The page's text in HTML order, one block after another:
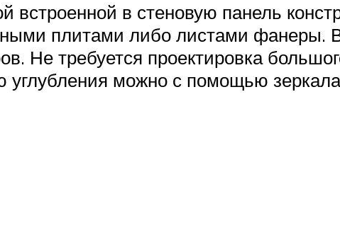
в стеновую панель
плитами либо листами фанеры.
Не требуется проектировка
можно с помощью